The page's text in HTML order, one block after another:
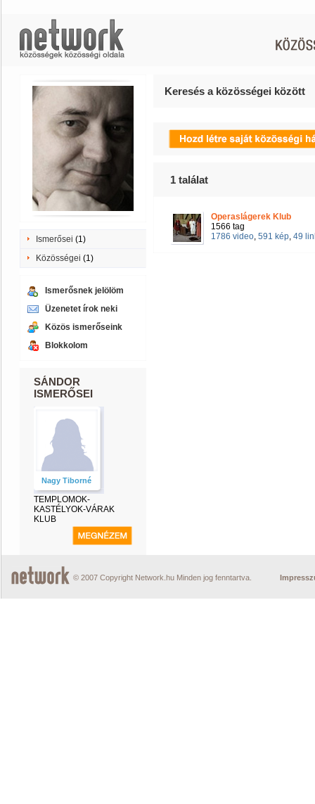
Ismerősei (1)
Közösségei (1)
Ismerősnek jelölöm
Üzenetet írok neki
Közös ismerőseink
Blokkolom
SÁNDOR
ISMERŐSEI
Nagy Tiborné
TEMPLOMOK-
KASTÉLYOK-VÁRAK
KLUB
Keresés a közösségei között
1 találat
Operaslágerek Klub
1566 tag
1786 video, 591 kép, 49
© 2007 Copyright Network.hu Minden jog fenntartva.